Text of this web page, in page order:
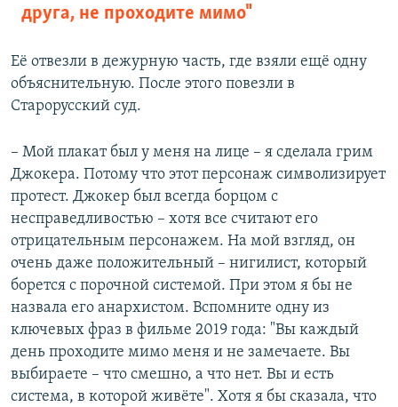
друга, не проходите мимо"
Её отвезли в дежурную часть, где взяли ещё одну
объяснительную. После этого повезли в
Старорусский суд.
– Мой плакат был у меня на лице – я сделала грим
Джокера. Потому что этот персонаж символизирует
протест. Джокер был всегда борцом с
несправедливостью – хотя все считают его
отрицательным персонажем. На мой взгляд, он
очень даже положительный – нигилист, который
борется с порочной системой. При этом я бы не
назвала его анархистом. Вспомните одну из
ключевых фраз в фильме 2019 года: "Вы каждый
день проходите мимо меня и не замечаете. Вы
выбираете – что смешно, а что нет. Вы и есть
система, в которой живёте". Хотя я бы сказала, что